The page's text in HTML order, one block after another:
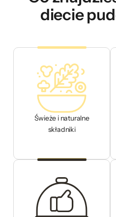
diecie
Świeże i naturalne
składniki